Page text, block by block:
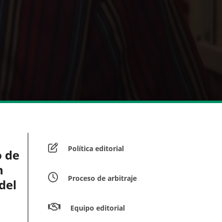
de
Política editorial
Proceso de arbitraje
Equipo editorial